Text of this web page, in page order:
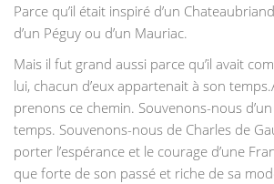
Parce qu’il était inspiré d’un
d’un Péguy ou d’un Mauriac.
Mais il fut grand aussi parce qu’il avait
lui, chacun d’eux appartenait à son
prenons ce chemin. Souvenons-nous
temps. Souvenons-nous de Charles de
porter l’espérance et le courage d’une
que forte de son passé et riche de sa